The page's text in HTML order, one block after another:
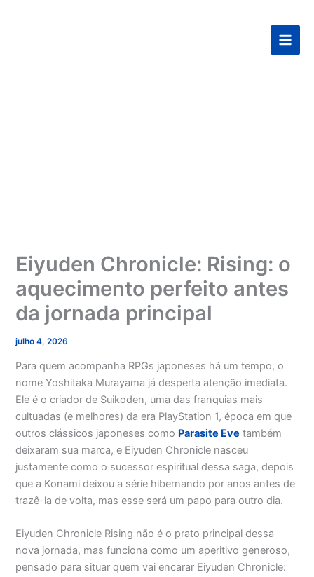
Eiyuden Chronicle: Rising: o
aquecimento perfeito antes
da jornada principal
julho 4, 2026
Para quem acompanha RPGs japoneses há um tempo, o
nome Yoshitaka Murayama já desperta atenção imediata.
Ele é o criador de Suikoden, uma das franquias mais
cultuadas (e melhores) da era PlayStation 1, época em que
outros clássicos japoneses como Parasite Eve também
deixaram sua marca, e Eiyuden Chronicle nasceu
justamente como o sucessor espiritual dessa saga, depois
que a Konami deixou a série hibernando por anos antes de
trazê-la de volta, mas esse será um papo para outro dia.
Eiyuden Chronicle Rising não é o prato principal dessa
nova jornada, mas funciona como um aperitivo generoso,
pensado para situar quem vai encarar Eiyuden Chronicle: